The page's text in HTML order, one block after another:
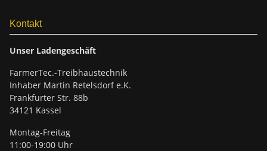
Kontakt
Unser Ladengeschäft
FarmerTec.-Treibhaustechnik
Inhaber Martin Retelsdorf e.K.
Frankfurter Str. 88b
34121 Kassel
Montag-Freitag
11:00-19:00 Uhr